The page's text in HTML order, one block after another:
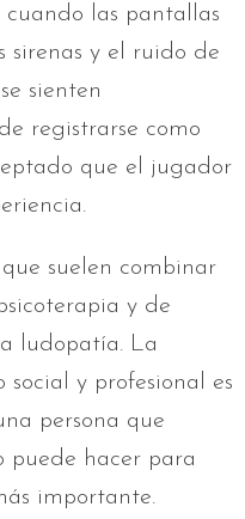
cuando las pantallas
sirenas y el ruido de
sienten
registrarse como
que el jugador
suelen combinar
y de
ludopatía. La
social y profesional es
persona que
puede hacer para
importante.